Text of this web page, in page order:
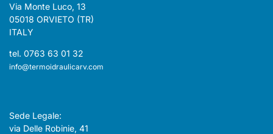
Via Monte Luco, 13
05018 ORVIETO (TR)
ITALY
tel. 0763 63 01 32
info@termoidraulicarv.com
Sede Legale:
via Delle Robinie, 41